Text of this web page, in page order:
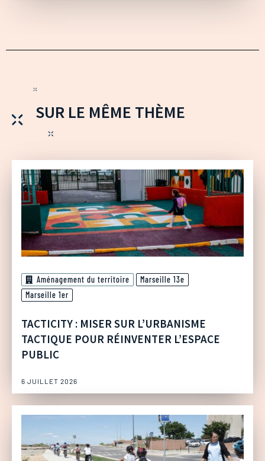
SUR LE MÊME THÈME
Aménagement du territoire
Marseille 13e
Marseille 1er
TACTICITY : MISER SUR L’URBANISME
TACTIQUE POUR RÉINVENTER L’ESPACE
PUBLIC
6 JUILLET 2026